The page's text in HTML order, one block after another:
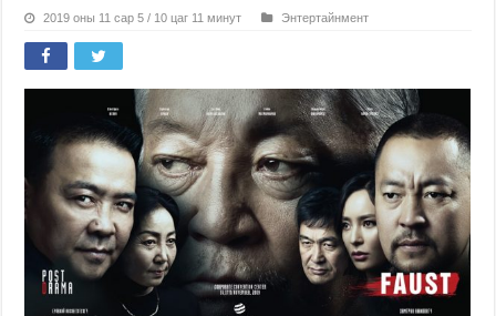
2019 оны 11 сар 5 / 10 цаг 11 минут Энтертайнмент